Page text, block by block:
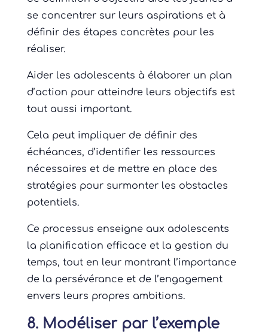
se concentrer sur leurs aspirations et à
définir des étapes concrètes pour les
réaliser.
Aider les adolescents à élaborer un plan
d’action pour atteindre leurs objectifs est
tout aussi important.
Cela peut impliquer de définir des
échéances, d’identifier les ressources
nécessaires et de mettre en place des
stratégies pour surmonter les obstacles
potentiels.
Ce processus enseigne aux adolescents
la planification efficace et la gestion du
temps, tout en leur montrant l’importance
de la persévérance et de l’engagement
envers leurs propres ambitions.
8. Modéliser par l’exemple